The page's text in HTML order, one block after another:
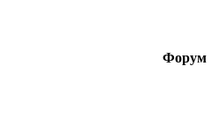
Форум